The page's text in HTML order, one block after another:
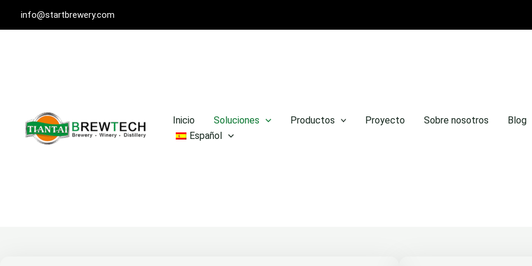
info@startbrewery.com
Inicio Soluciones Productos Proyecto Sobre nosotros Blog
Español